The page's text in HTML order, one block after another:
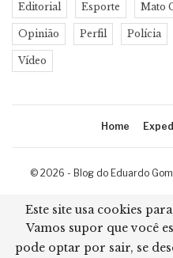
Editorial Esporte Mato
Opinião Perfil Polícia
Vídeo
Home
© 2026 - Blog do Eduardo
Este site usa cookies
Vamos supor que você
pode optar por sair, se